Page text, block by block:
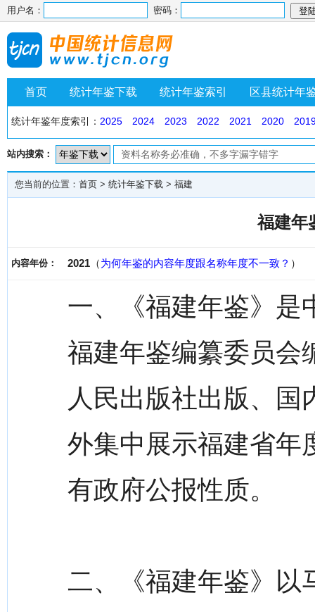
用户名： 密码：
首页 统计年鉴下载 统计年鉴索引 区县统计年
统计年鉴年度索引： 2025 2024 2023 2022 2021 2020
站内搜索：
您当前的位置： 首页 > 统计年鉴下载 > 福建
福建年
内容年份： 2021 （为何年鉴的内容年度跟名称年度不一致？ ）
一、《福建年鉴》是
福建年鉴编纂委员会
人民出版社出版、
外集中展示福建省年
有政府公报性质。
二、《福建年鉴》以